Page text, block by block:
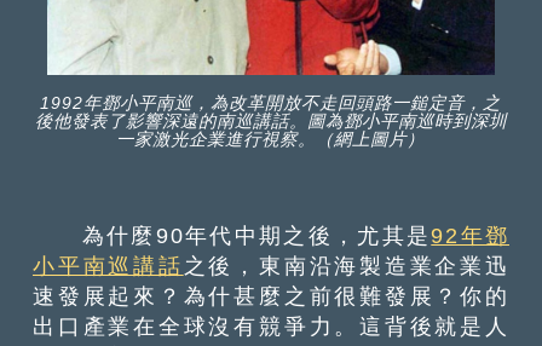
1992年鄧小平南巡，為改革開放不走回頭路一鎚定音，之
後他發表了影響深遠的南巡講話。圖為鄧小平南巡時到深圳
一家激光企業進行視察。（網上圖片）
為什麼90年代中期之後，尤其是92年鄧
小平南巡講話 之後，東南沿海製造業企業迅
速發展起來？為什甚麼之前很難發展？你的
出口產業在全球沒有競爭力。這背後就是人